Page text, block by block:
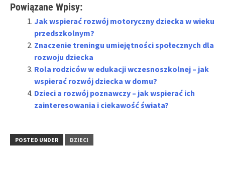
Powiązane Wpisy:
Jak wspierać rozwój motoryczny dziecka w wieku
przedszkolnym?
Znaczenie treningu umiejętności społecznych dla
rozwoju dziecka
Rola rodziców w edukacji wczesnoszkolnej – jak
wspierać rozwój dziecka w domu?
Dzieci a rozwój poznawczy – jak wspierać ich
zainteresowania i ciekawość świata?
POSTED UNDER DZIECI